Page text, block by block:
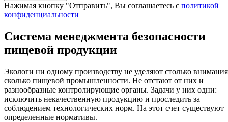
Нажимая кнопку "Отправить", Вы соглашаетесь с политикой
конфиденциальности
Система менеджмента безопасности
пищевой продукции
Экологи ни одному производству не уделяют столько
сколько пищевой промышленности. Не отстают от них и
разнообразные контролирующие органы. Задачи у них одни:
исключить некачественную продукцию и проследить за
соблюдением технологических норм. На этот счет существуют
определенные нормативы.